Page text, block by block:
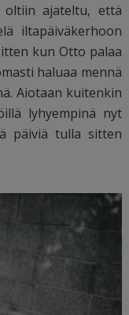
ajateltu, että
iltapäiväkerhoon
kun Otto palaa
haluaa mennä
Aiotaan kuitenkin
lyhyempinä nyt
päiviä tulla sitten